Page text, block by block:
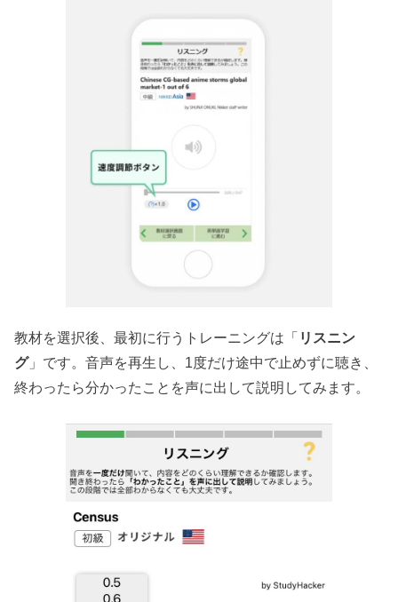
教材を選択後、最初に行うトレーニングは「 リスニン
グ」です。音声を再生し、1度だけ途中で止めずに聴き、
終わったら分かったことを声に出して説明してみます。